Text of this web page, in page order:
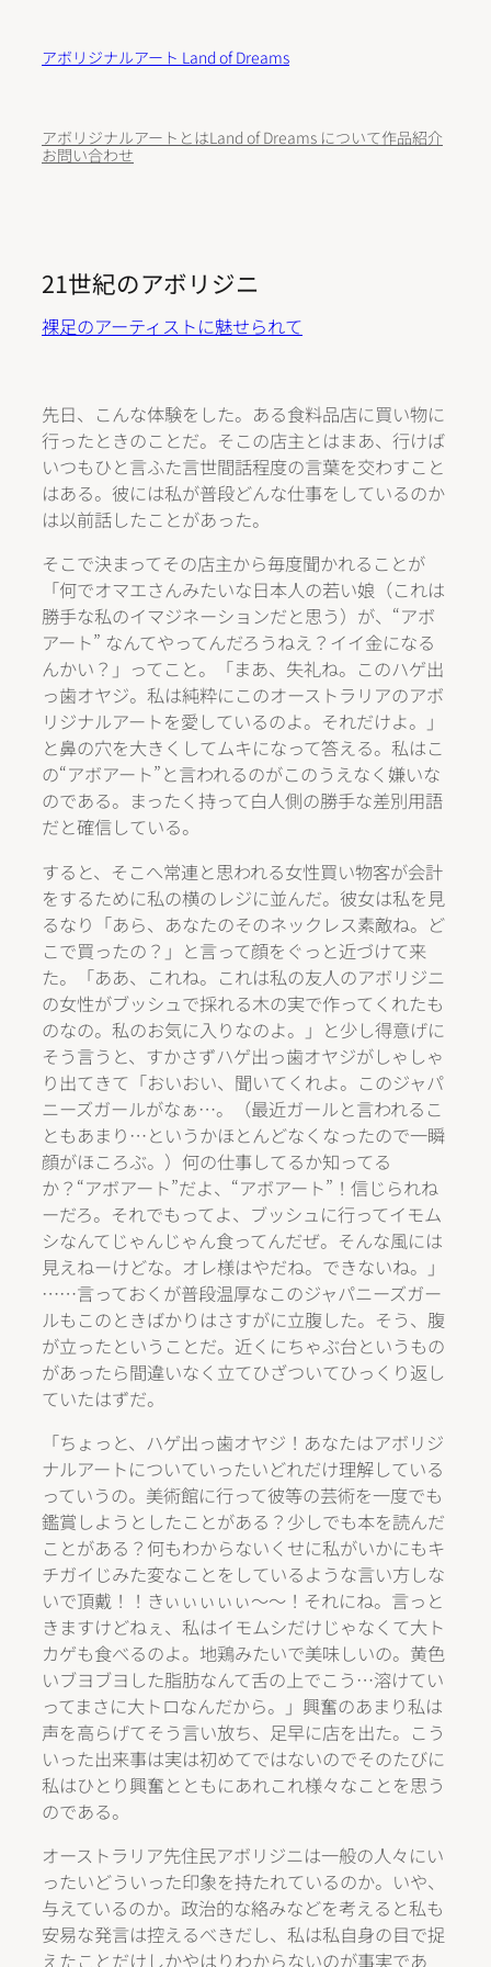
アボリジナルアート Land of Dreams
アボリジナルアートとはLand of Dreams について作品紹介
お問い合わせ
21世紀のアボリジニ
裸足のアーティストに魅せられて
先日、こんな体験をした。ある食料品店に買い物に
行ったときのことだ。そこの店主とはまあ、行けば
いつもひと言ふた言世間話程度の言葉を交わすこと
はある。彼には私が普段どんな仕事をしているのか
は以前話したことがあった。
そこで決まってその店主から毎度聞かれることが
「何でオマエさんみたいな日本人の若い娘（これは
勝手な私のイマジネーションだと思う）が、“アボ
アート” なんてやってんだろうねえ？イイ金になる
んかい？」ってこと。「まあ、失礼ね。このハゲ出
っ歯オヤジ。私は純粋にこのオーストラリアのアボ
リジナルアートを愛しているのよ。それだけよ。」
と鼻の穴を大きくしてムキになって答える。私はこ
の“アボアート”と言われるのがこのうえなく嫌いな
のである。まったく持って白人側の勝手な差別用語
だと確信している。
すると、そこへ常連と思われる女性買い物客が会計
をするために私の横のレジに並んだ。彼女は私を見
るなり「あら、あなたのそのネックレス素敵ね。ど
こで買ったの？」と言って顔をぐっと近づけて来
た。「ああ、これね。これは私の友人のアボリジニ
の女性がブッシュで採れる木の実で作ってくれたも
のなの。私のお気に入りなのよ。」と少し得意げに
そう言うと、すかさずハゲ出っ歯オヤジがしゃしゃ
り出てきて「おいおい、聞いてくれよ。このジャパ
ニーズガールがなぁ…。（最近ガールと言われるこ
ともあまり…というかほとんどなくなったので一瞬
顔がほころぶ。）何の仕事してるか知ってる
か？“アボアート”だよ、“アボアート”！信じられね
ーだろ。それでもってよ、ブッシュに行ってイモム
シなんてじゃんじゃん食ってんだぜ。そんな風には
見えねーけどな。オレ様はやだね。できないね。」
……言っておくが普段温厚なこのジャパニーズガー
ルもこのときばかりはさすがに立腹した。そう、腹
が立ったということだ。近くにちゃぶ台というもの
があったら間違いなく立てひざついてひっくり返し
ていたはずだ。
「ちょっと、ハゲ出っ歯オヤジ！あなたはアボリジ
ナルアートについていったいどれだけ理解している
っていうの。美術館に行って彼等の芸術を一度でも
鑑賞しようとしたことがある？少しでも本を読んだ
ことがある？何もわからないくせに私がいかにもキ
チガイじみた変なことをしているような言い方しな
いで頂戴！！きぃぃぃぃぃ～～！それにね。言っと
きますけどねぇ、私はイモムシだけじゃなくて大ト
カゲも食べるのよ。地鶏みたいで美味しいの。黄色
いブヨブヨした脂肪なんて舌の上でこう…溶けてい
ってまさに大トロなんだから。」興奮のあまり私は
声を高らげてそう言い放ち、足早に店を出た。こう
いった出来事は実は初めてではないのでそのたびに
私はひとり興奮とともにあれこれ様々なことを思う
のである。
オーストラリア先住民アボリジニは一般の人々にい
ったいどういった印象を持たれているのか。いや、
与えているのか。政治的な絡みなどを考えると私も
安易な発言は控えるべきだし、私は私自身の目で捉
えたことだけしかやはりわからないのが事実であ